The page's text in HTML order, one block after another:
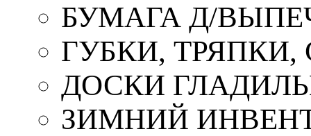
БУМАГА Д/
ГУБКИ,
ДОСКИ
ЗИМНИЙ